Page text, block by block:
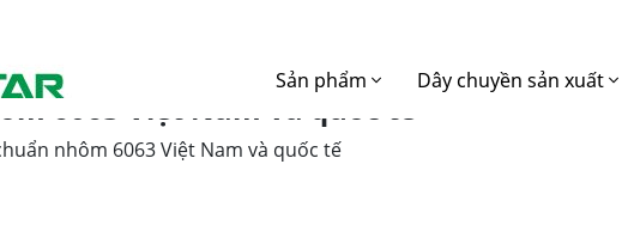
Sản phẩm
Nhôm Xây dựng
Dây chuyền sản xuất
6063 Việt Nam và quốc tế
nhôm 6063 Việt Nam và quốc tế